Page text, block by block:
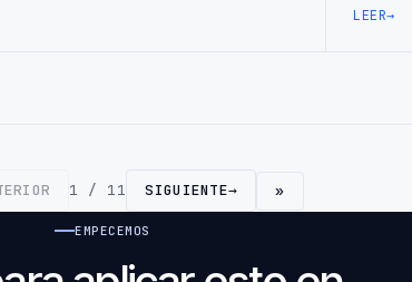
LEER→
1 / 11 SIGUIENTE→ »
EMPECEMOS